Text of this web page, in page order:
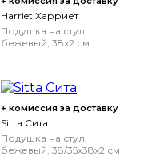
Harriet Харриет
Подушка на стул,
бежевый, 38x2 см
+ комиссия за доставку
Sitta Сита
Подушка на стул,
бежевый, 38/35x38x2 см